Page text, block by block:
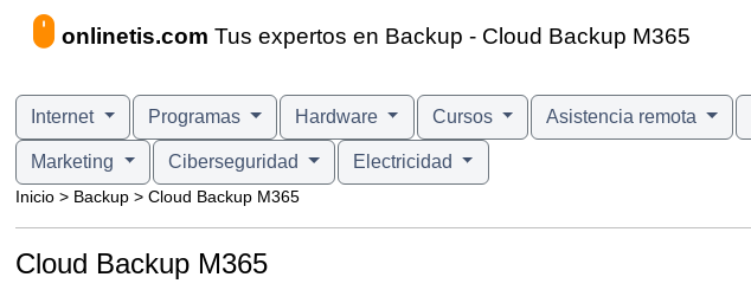
onlinetis.com Tus expertos en Backup - Cloud Backup M365
Internet Programas Hardware Cursos Asistencia remota
Marketing Ciberseguridad Electricidad
Inicio > Backup > Cloud Backup M365
Cloud Backup M365